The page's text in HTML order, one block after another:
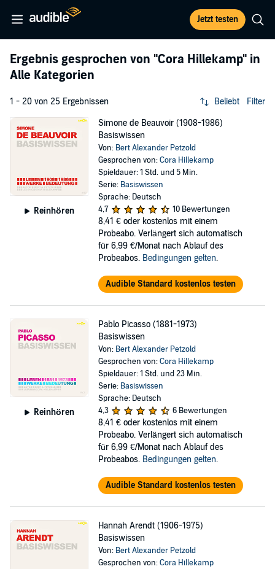
Jetzt testen
Ergebnis gesprochen von "Cora Hillekamp" in
Alle Kategorien
1 - 20 von 25 Ergebnissen Beliebt Filter
Reinhören
Simone de Beauvoir (1908-1986)
Basiswissen
Von: Bert Alexander Petzold
Gesprochen von:Cora Hillekamp
Spieldauer: 1 Std. und 5 Min.
Serie: Basiswissen
Sprache: Deutsch
4,7
10 Bewertungen
8,41 € oder kostenlos mit einem
Probeabo. Verlängert sich automatisch
für 6,99 €/Monat nach Ablauf des
Probeabos. Bedingungen gelten.
Audible Standard kostenlos testen
Reinhören
Pablo Picasso (1881-1973)
Basiswissen
Von: Bert Alexander Petzold
Gesprochen von:Cora Hillekamp
Spieldauer: 1 Std. und 23 Min.
Serie: Basiswissen
Sprache: Deutsch
4,3
6 Bewertungen
8,41 € oder kostenlos mit einem
Probeabo. Verlängert sich automatisch
für 6,99 €/Monat nach Ablauf des
Probeabos. Bedingungen gelten.
Audible Standard kostenlos testen
Hannah Arendt (1906-1975)
Basiswissen
Von: Bert Alexander Petzold
Gesprochen von:Cora Hillekamp